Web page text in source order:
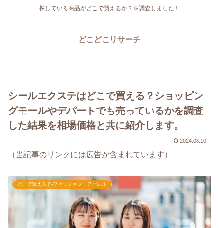
探している商品がどこで買えるか？を調査しました！
どこどこリサーチ
シールエクステはどこで買える？ショッピン
グモールやデパートでも売っているかを調査
した結果を相場価格と共に紹介します。
2024.08.10
（当記事のリンクには広告が含まれています）
どこで買える？-ファッション・アパレル